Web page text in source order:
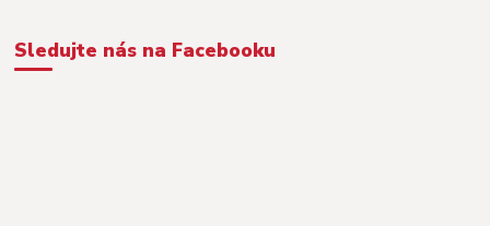
Sledujte nás na Facebooku